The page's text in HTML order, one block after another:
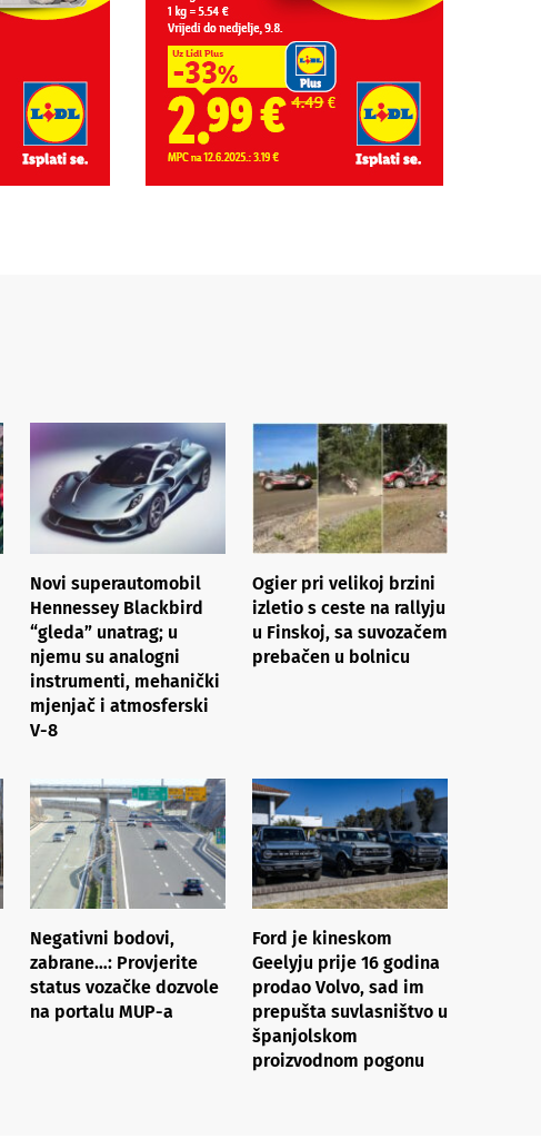
Novi superautomobil
Hennessey Blackbird
“gleda” unatrag; u
njemu su analogni
instrumenti, mehanički
mjenjač i atmosferski
V-8
Ogier pri velikoj brzini
izletio s ceste na rallyju
u Finskoj, sa suvozačem
prebačen u bolnicu
Negativni bodovi,
zabrane…: Provjerite
status vozačke dozvole
na portalu MUP-a
Ford je kineskom
Geelyju prije 16 godina
prodao Volvo, sad im
prepušta suvlasništvo u
španjolskom
proizvodnom pogonu